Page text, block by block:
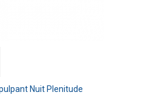
Nuit Plenitude